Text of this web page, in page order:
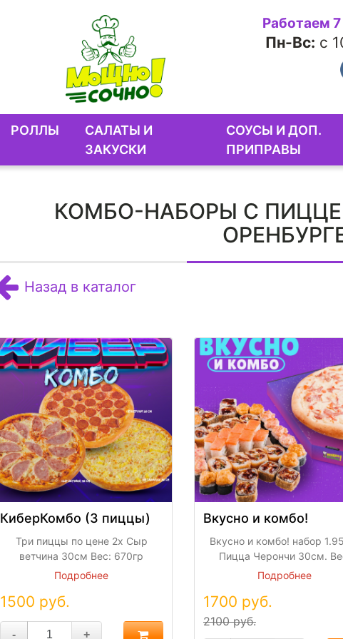
Работаем
Пн-Вc: с
РОЛЛЫ
САЛАТЫ И
ЗАКУСКИ
СОУСЫ И ДОП.
ПРИПРАВЫ
КОМБО-НАБОРЫ С
Назад в каталог
КиберКомбо (3 пиццы)
Три пиццы по цене 2х Сыр
ветчина 30см Вес: 670гр
Фирменное тесто, сыр
ветчина. На гавайях 30см Вес:
моцарелла, белый соус, грудка
Подробнее
1500 руб.
- +
Вкусно и комбо!
Вкусно и комбо! набор
Пицца Черончи 30см.
600гр. Фирменное
моцарелла, нежная
бекон, помидор,
масло. Роллы 40 шт. 1350
Подробнее
1700 руб.
2100 руб.